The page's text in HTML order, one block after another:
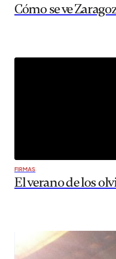
Cómo se ve
FIRMAS
El verano de los